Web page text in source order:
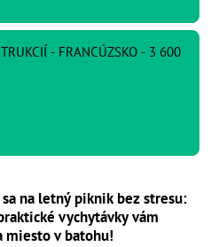
- FRANCÚZSKO - 3 600
na letný piknik bez stresu:
vychytávky vám
miesto v batohu!